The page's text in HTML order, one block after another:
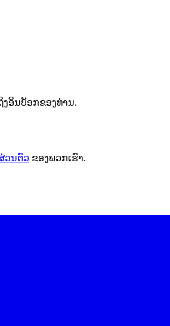
ອິນບັອກຂອງທ່ານ.
ວນຕົວ ຂອງພວກເຮົາ.